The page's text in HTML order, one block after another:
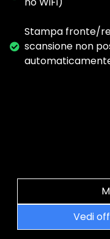
Stampa fronte/
scansione non
Vedi